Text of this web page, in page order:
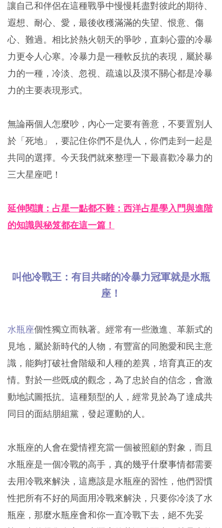
讓自己和伴侶在這種戰爭中慢慢耗盡對彼此的期待、
遐想、耐心、愛，最後收穫滿滿的失望、恨意、傷
心、難過。相比於熱火朝天的爭吵，直刺心靈的冷暴
力更令人心寒。冷暴力是一種軟反抗的表現，屬於暴
力的一種，冷淡、忽視、疏遠以及漠不關心都是冷暴
力的主要表現形式。
無論兩個人怎麼吵，內心一定要有善意，不要置別人
於「死地」，要記住你們不是仇人，你們走到一起是
共同的選擇。今天我們就來整理一下最喜歡冷暴力的
三大星座吧！
延伸閱讀：占星一點都不難：西洋占星學入門與進階
的知識與秘笈都在這一篇！
叫他冷戰王：有目共睹的冷暴力冠軍就是水瓶
座！
水瓶座個性獨立而執著。經常有一些激進、革新式的
見地，屬於新時代的人物，有豐富的同胞愛和民主意
識，能夠打破社會階級和人種的差異，培育真正的友
情。對於一些既成的觀念，為了忠於自的信念，會激
動地試圖抵抗。這種類型的人，經常見於為了達成共
同目的面結朋組黨，發起運動的人。
水瓶座的人會在愛情裡充當一個被照顧的對象，而且
水瓶座是一個冷戰的高手，真的幾乎什麼事情都需要
去用冷戰來解決，這應該是水瓶座的習性，他們習慣
性把所有不好的局面用冷戰來解決，只要你冷淡了水
瓶座，那麼水瓶座會和你一直冷戰下去，絕不先妥